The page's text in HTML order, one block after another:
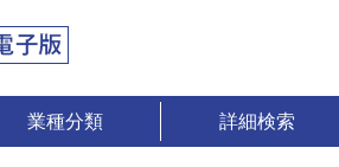
業種分類 詳細検索